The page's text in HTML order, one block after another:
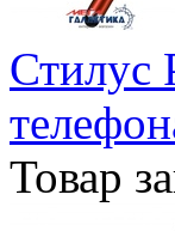
Стилус
Товар